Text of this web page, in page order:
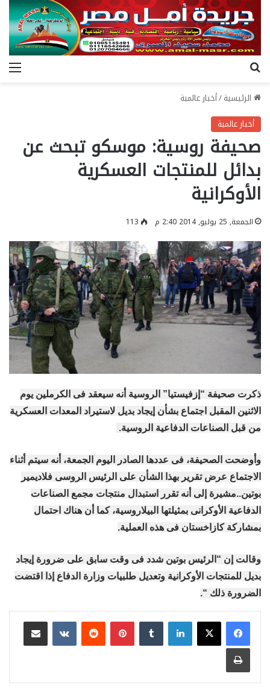
الرئيسية/أخبار عالمية
أخبار عالمية
صحيفة روسية: موسكو تبحث عن
بدائل للمنتجات العسكرية
الأوكرانية
الجمعة, 25 يوليو, 2014 2:40 م 113
ذكرت صحيفة “إزفيستيا” الروسية أنه سيعقد فى الكرملين يوم
الاثنين المقبل اجتماع بشأن إيجاد بديل لاستيراد المعدات العسكرية
من قبل الصناعات الدفاعية الروسية.
وأوضحت الصحيفة، فى عددها الصادر اليوم الجمعة، أنه سيتم أثناء
الاجتماع عرض تقرير بهذا الشأن على الرئيس الروسى فلاديمير
بوتين..مشيرة إلى أنه تقرر استبدال منتجات مجمع الصناعات
الدفاعية الأوكرانى بمثيلتها البيلاروسية، كما أن هناك احتمال
بمشاركة كازاخستان فى هذه العملية.
وقالت إن “الرئيس بوتين شدد فى وقت سابق على ضرورة إيجاد
بديل للمنتجات الأوكرانية وتعديل طلبيات وزارة الدفاع إذا اقتضت
الضرورة ذلك “.
لينكدإن بينتيريست
مشاركة عبر البريد
طباعة